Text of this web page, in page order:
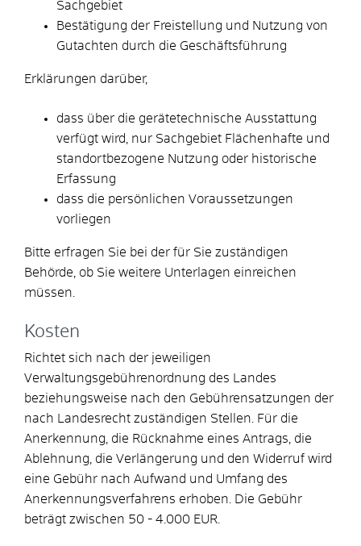
Sachgebiet
Bestätigung der Freistellung und Nutzung von
Gutachten durch die Geschäftsführung
Erklärungen darüber,
dass über die gerätetechnische Ausstattung
verfügt wird, nur Sachgebiet Flächenhafte und
standortbezogene Nutzung oder historische
Erfassung
dass die persönlichen Voraussetzungen
vorliegen
Bitte erfragen Sie bei der für Sie zuständigen
Behörde, ob Sie weitere Unterlagen einreichen
müssen.
Kosten
Richtet sich nach der jeweiligen
Verwaltungsgebührenordnung des Landes
beziehungsweise nach den Gebührensatzungen der
nach Landesrecht zuständigen Stellen. Für die
Anerkennung, die Rücknahme eines Antrags, die
Ablehnung, die Verlängerung und den Widerruf wird
eine Gebühr nach Aufwand und Umfang des
Anerkennungsverfahrens erhoben. Die Gebühr
beträgt zwischen 50 - 4.000 EUR.